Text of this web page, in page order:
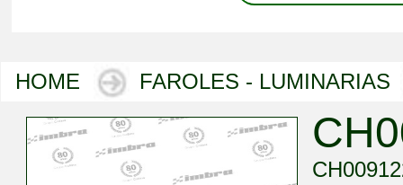
HOME FAROLES - LUMINARIAS